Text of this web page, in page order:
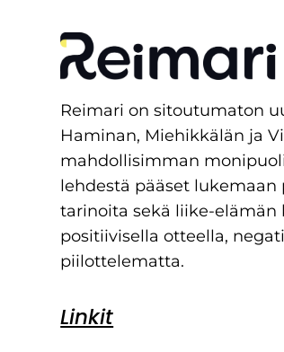
Reimari on sitoutumaton
Haminan, Miehikkälän ja
mahdollisimman
lehdestä pääset
tarinoita sekä liike-elämän
positiivisella otteella,
piilottelematta.
Linkit